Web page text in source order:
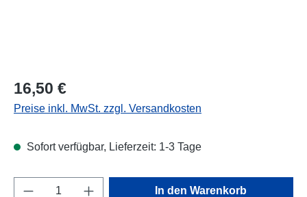
Regulärer Preis:
16,50 €
Preise inkl. MwSt. zzgl. Versandkosten
Sofort verfügbar, Lieferzeit: 1-3 Tage
Produkt Anzahl: Gib den gewünschten
In den Warenkorb